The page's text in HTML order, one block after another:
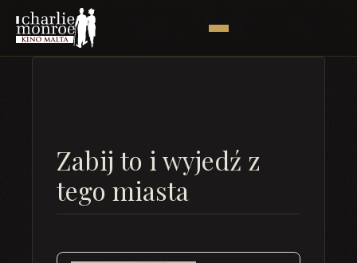
Zabij to i wyjedź z
tego miasta